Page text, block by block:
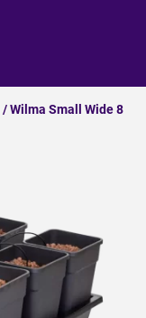
/ Wilma Small Wide 8